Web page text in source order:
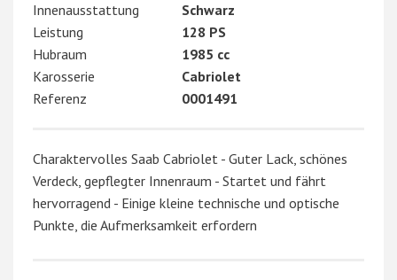
Innenausstattung
Schwarz
Leistung
128 PS
Hubraum
1985 cc
Karosserie
Cabriolet
Referenz
0001491
Charaktervolles Saab Cabriolet - Guter Lack, schönes
Verdeck, gepflegter Innenraum - Startet und fährt
hervorragend - Einige kleine technische und optische
Punkte, die Aufmerksamkeit erfordern